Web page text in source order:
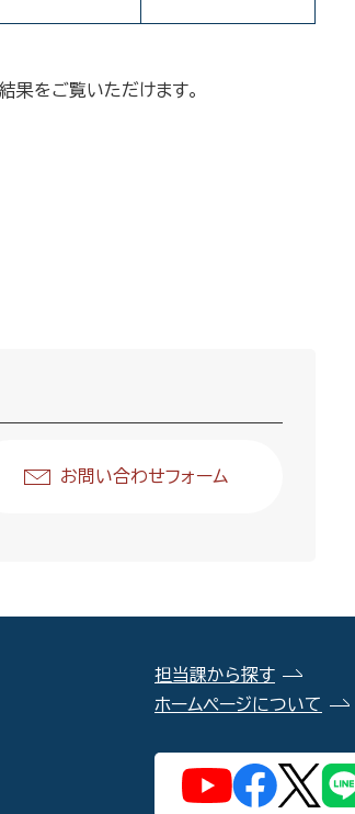
果をご覧いただけます。
お問い合わせフォーム
担当課から探す
ホームページについて